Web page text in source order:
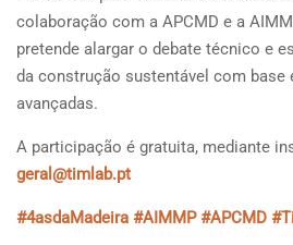
colaboração com a APCMD e a
pretende alargar o debate técnico e
da construção sustentável com
avançadas.
A participação é gratuita, mediante
geral@timlab.pt
#4asdaMadeira #AIMMP #APCMD